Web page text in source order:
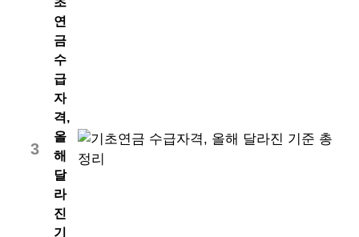
3
연
금
수
급
자
격,
올
해
달
라
진
기